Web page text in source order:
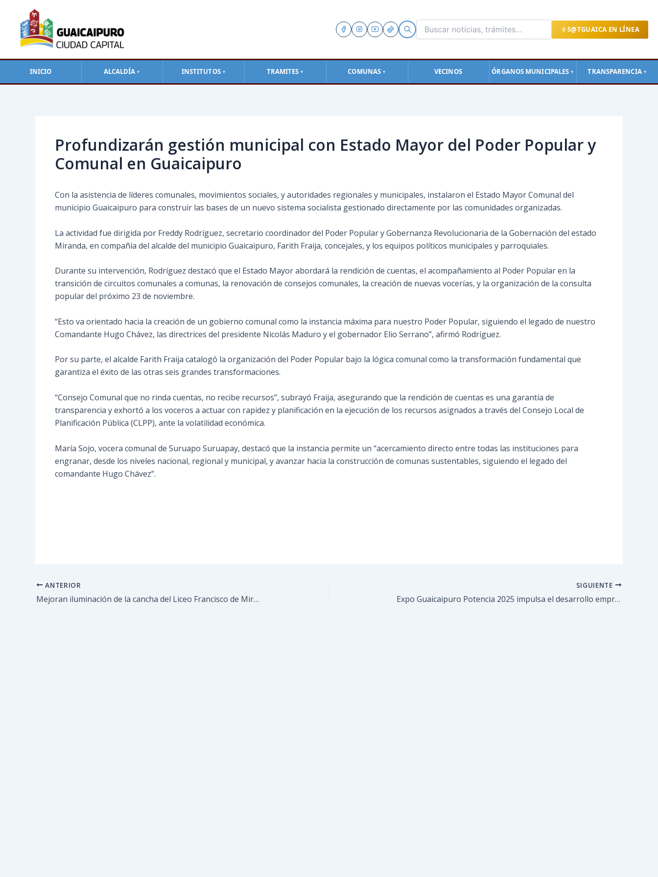
S@TGUAICA EN LÍNEA
INICIO ALCALDÍA ▼ INSTITUTOS ▼ TRAMITES ▼ COMUNAS ▼ VECINOS ÓRGANOS MUNICIPALES ▼ TRANSPARENCIA ▼
contenido
Profundizarán gestión municipal con Estado Mayor del Poder Popular y
Comunal en Guaicaipuro
Con la asistencia de líderes comunales, movimientos sociales, y autoridades regionales y municipales, instalaron el Estado Mayor Comunal del
municipio Guaicaipuro para construir las bases de un nuevo sistema socialista gestionado directamente por las comunidades organizadas.
La actividad fue dirigida por Freddy Rodríguez, secretario coordinador del Poder Popular y Gobernanza Revolucionaria de la Gobernación del estado
Miranda, en compañía del alcalde del municipio Guaicaipuro, Farith Fraija, concejales, y los equipos políticos municipales y parroquiales.
Durante su intervención, Rodríguez destacó que el Estado Mayor abordará la rendición de cuentas, el acompañamiento al Poder Popular en la
transición de circuitos comunales a comunas, la renovación de consejos comunales, la creación de nuevas vocerías, y la organización de la consulta
popular del próximo 23 de noviembre.
“Esto va orientado hacia la creación de un gobierno comunal como la instancia máxima para nuestro Poder Popular, siguiendo el legado de nuestro
Comandante Hugo Chávez, las directrices del presidente Nicolás Maduro y el gobernador Elio Serrano”, afirmó Rodríguez.
Por su parte, el alcalde Farith Fraija catalogó la organización del Poder Popular bajo la lógica comunal como la transformación fundamental que
garantiza el éxito de las otras seis grandes transformaciones.
“Consejo Comunal que no rinda cuentas, no recibe recursos”, subrayó Fraija, asegurando que la rendición de cuentas es una garantía de
transparencia y exhortó a los voceros a actuar con rapidez y planificación en la ejecución de los recursos asignados a través del Consejo Local de
Planificación Pública (CLPP), ante la volatilidad económica.
María Sojo, vocera comunal de Suruapo Suruapay, destacó que la instancia permite un “acercamiento directo entre todas las instituciones para
engranar, desde los niveles nacional, regional y municipal, y avanzar hacia la construcción de comunas sustentables, siguiendo el legado del
comandante Hugo Chávez”.
ANTERIOR
Mejoran iluminación de la cancha del Liceo Francisco de Miranda
SIGUIENTE
Expo Guaicaipuro Potencia 2025 impulsa el desarrollo empresarial con Rueda de Negocios